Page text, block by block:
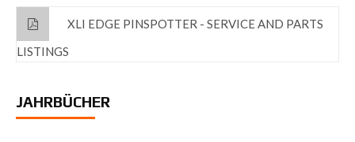
XLI EDGE PINSPOTTER - SERVICE AND PARTS
LISTINGS
JAHRBÜCHER